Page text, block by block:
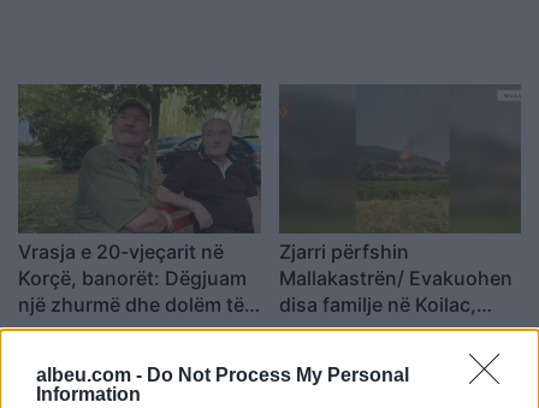
albeu.com - Do Not Process My Personal
Information
Vrasja e 20-vjeçarit në
Korçë, banorët: Dëgjuam
një zhurmë dhe dolëm të
shihnim çfarë kishte
Zjarri përfshin
Mallakastrën/ Evakuohen
disa familje në Koilac,
flakët afrohen pranë